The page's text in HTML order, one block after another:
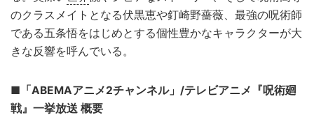
のクラスメイトとなる伏黒恵や釘崎野薔薇、最強の呪術師
である五条悟をはじめとする個性豊かなキャラクターが大
きな反響を呼んでいる。
■「ABEMAアニメ2チャンネル」/テレビアニメ『呪術廻
戦』一挙放送 概要